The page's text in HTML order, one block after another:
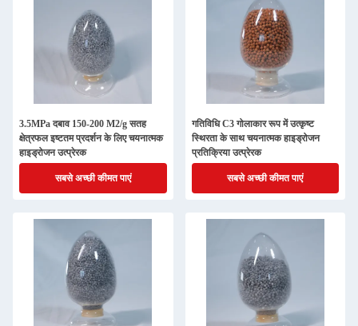
3.5MPa दबाव 150-200 M2/g सतह
क्षेत्रफल इष्टतम प्रदर्शन के लिए चयनात्मक
हाइड्रोजन उत्प्रेरक
सबसे अच्छी कीमत पाएं
गतिविधि C3 गोलाकार रूप में उत्कृष्ट
स्थिरता के साथ चयनात्मक हाइड्रोजन
प्रतिक्रिया उत्प्रेरक
सबसे अच्छी कीमत पाएं